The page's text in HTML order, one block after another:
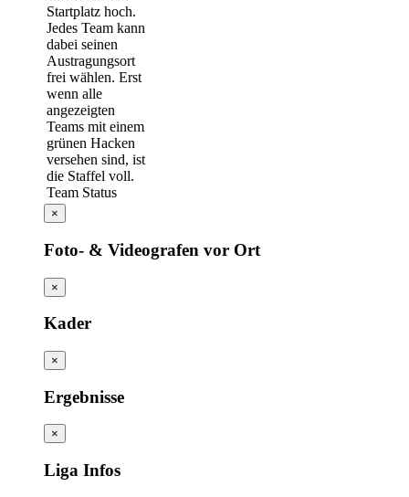
Team Status
×
Foto- & Videografen vor Ort
×
Kader
×
Ergebnisse
×
Liga Infos